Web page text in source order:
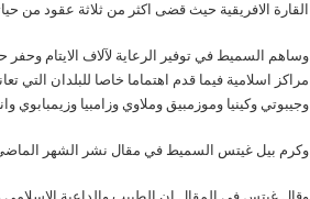
القارة الافريقية حيث قضى اكثر من ثلاثة عقود من
مراكز اسلامية فيما قدم اهتماما خاصا للبلدان التي
وجيبوتي وكينيا وموزمبيق وملاوي وزامبيا وزيمبابوي
وكرم بيل غيتس السميط في مقال نشر الشهر الماضي